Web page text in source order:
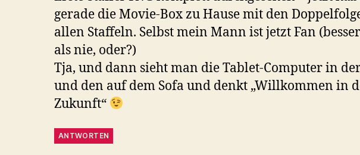
gerade die Movie-Box zu Hause mit den
allen Staffeln. Selbst mein Mann ist jetzt Fan
als nie, oder?)
Tja, und dann sieht man die Tablet-Computer in
und den auf dem Sofa und denkt „Willkommen in
Zukunft“
ANTWORTEN